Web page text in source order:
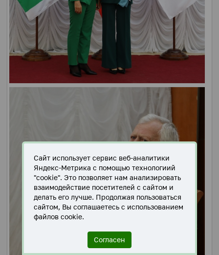
Сайт использует сервис веб-аналитики
Яндекс-Метрика с помощью технологиий
"cookie". Это позволяет нам анализировать
взаимодействие посетителей с сайтом и
делать его лучше. Продолжая пользоваться
сайтом, Вы соглашаетесь с использованием
файлов cookie.
Согласен